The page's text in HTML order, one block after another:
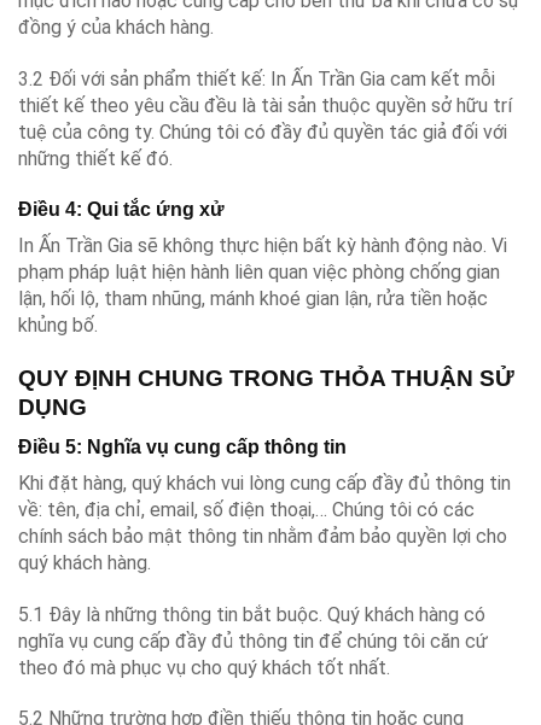
đồng ý của khách hàng.
3.2 Đối với sản phẩm thiết kế: In Ấn Trần Gia cam kết mỗi
thiết kế theo yêu cầu đều là tài sản thuộc quyền sở hữu trí
tuệ của công ty. Chúng tôi có đầy đủ quyền tác giả đối với
những thiết kế đó.
Điều 4: Qui tắc ứng xử
In Ấn Trần Gia sẽ không thực hiện bất kỳ hành động nào. Vi
phạm pháp luật hiện hành liên quan việc phòng chống gian
lận, hối lộ, tham nhũng, mánh khoé gian lận, rửa tiền hoặc
khủng bố.
QUY ĐỊNH CHUNG TRONG THỎA THUẬN SỬ
DỤNG
Điều 5: Nghĩa vụ cung cấp thông tin
Khi đặt hàng, quý khách vui lòng cung cấp đầy đủ thông tin
về: tên, địa chỉ, email, số điện thoại,… Chúng tôi có các
chính sách bảo mật thông tin nhằm đảm bảo quyền lợi cho
quý khách hàng.
5.1 Đây là những thông tin bắt buộc. Quý khách hàng có
nghĩa vụ cung cấp đầy đủ thông tin để chúng tôi căn cứ
theo đó mà phục vụ cho quý khách tốt nhất.
5.2 Những trường hợp điền thiếu thông tin hoặc cung